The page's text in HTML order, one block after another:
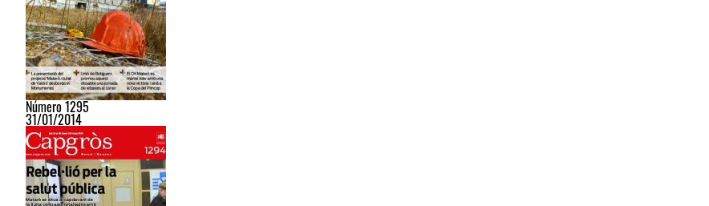
Número 1295
31/01/2014